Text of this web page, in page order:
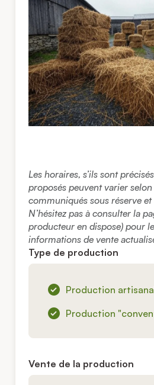
Les horaires, s’ils sont
proposés peuvent varier
communiqués sous réserve
N’hésitez pas à consulter la
producteur en dispose) pour
informations de vente
Type de production
Production
Production
Vente de la production